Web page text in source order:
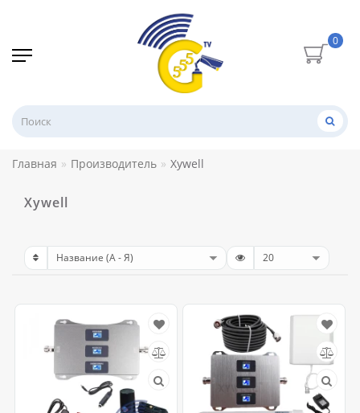
0
Главная Производитель Xywell
Xywell